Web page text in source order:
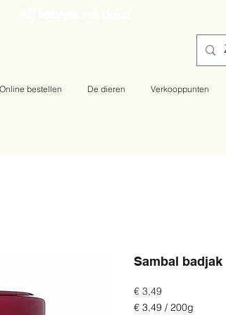
Online bestellen De dieren Verkooppunten
Sambal badjak
€ 3,49Prijs
€ 3,49 / 200g